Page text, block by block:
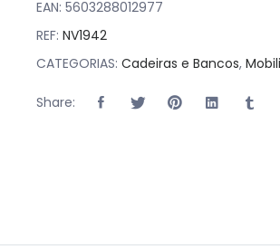
EAN: 5603288012977
REF: NV1942
CATEGORIAS: Cadeiras e Bancos,
Share: